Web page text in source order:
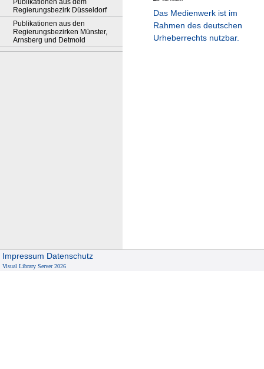
Publikationen aus dem
Regierungsbezirk Düsseldorf
Publikationen aus den
Regierungsbezirken Münster,
Arnsberg und Detmold
Das Medienwerk ist im
Rahmen des deutschen
Urheberrechts nutzbar.
Impressum Datenschutz
Visual Library Server 2026